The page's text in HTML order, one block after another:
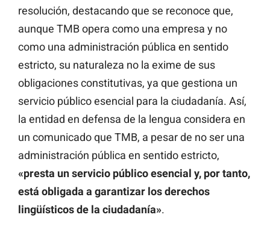
resolución, destacando que se reconoce que,
aunque TMB opera como una empresa y no
como una administración pública en sentido
estricto, su naturaleza no la exime de sus
obligaciones constitutivas, ya que gestiona un
servicio público esencial para la ciudadanía. Así,
la entidad en defensa de la lengua considera en
un comunicado que TMB, a pesar de no ser una
administración pública en sentido estricto,
«presta un servicio público esencial y, por tanto,
está obligada a garantizar los derechos
lingüísticos de la ciudadanía».